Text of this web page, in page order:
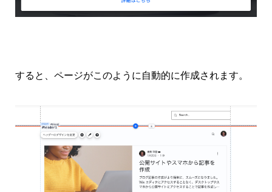
すると、ページがこのように自動的に作成されます。